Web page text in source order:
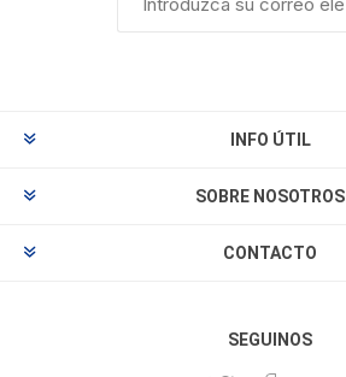
INFO ÚTIL
SOBRE NOSOTROS
CONTACTO
SEGUINOS